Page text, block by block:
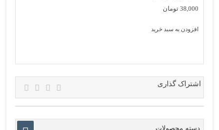
38,000 تومان
افزودن به سبد خرید
اشتراک گذاری
دسته محصولات